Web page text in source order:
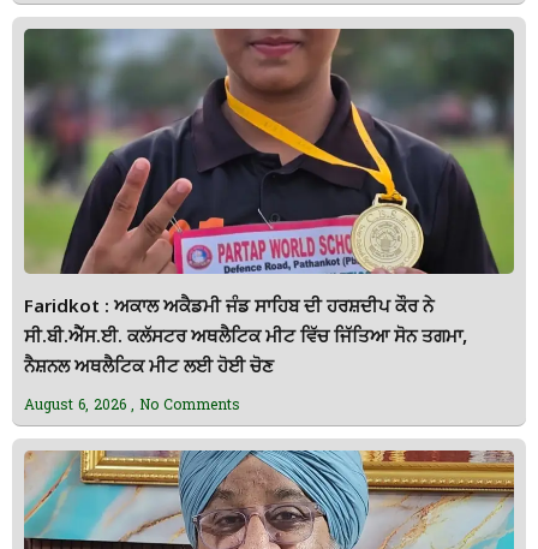
Faridkot : ਅਕਾਲ ਅਕੈਡਮੀ ਜੰਡ ਸਾਹਿਬ ਦੀ ਹਰਸ਼ਦੀਪ ਕੌਰ ਨੇ
ਸੀ.ਬੀ.ਐੱਸ.ਈ. ਕਲੱਸਟਰ ਅਥਲੈਟਿਕ ਮੀਟ ਵਿੱਚ ਜਿੱਤਿਆ ਸੋਨ ਤਗਮਾ,
ਨੈਸ਼ਨਲ ਅਥਲੈਟਿਕ ਮੀਟ ਲਈ ਹੋਈ ਚੋਣ
August 6, 2026 No Comments